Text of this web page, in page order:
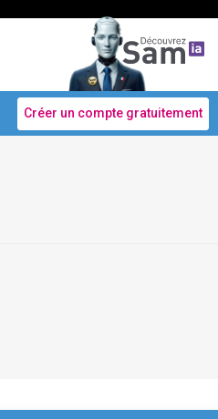
Créer un compte gratuitement